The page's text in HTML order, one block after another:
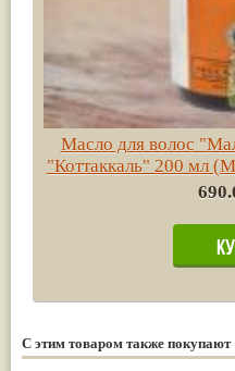
Масло для волос
"Коттаккаль" 200 мл
С этим товаром также покупают